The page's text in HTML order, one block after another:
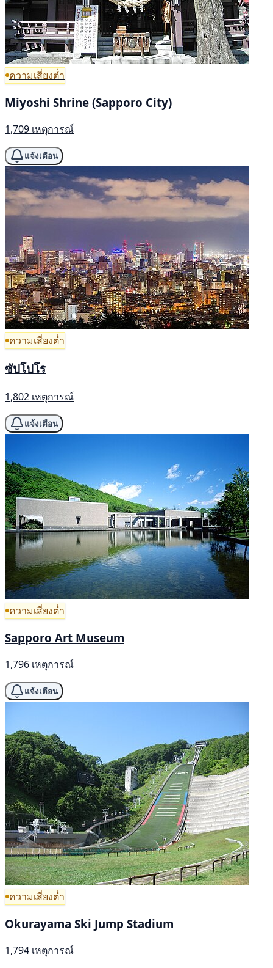
ความเสี่ยงต่ำ
Miyoshi Shrine (Sapporo City)
1,709 เหตุการณ์
แจ้งเตือน
ความเสี่ยงต่ำ
ซัปโปโร
1,802 เหตุการณ์
แจ้งเตือน
ความเสี่ยงต่ำ
Sapporo Art Museum
1,796 เหตุการณ์
แจ้งเตือน
ความเสี่ยงต่ำ
Okurayama Ski Jump Stadium
1,794 เหตุการณ์